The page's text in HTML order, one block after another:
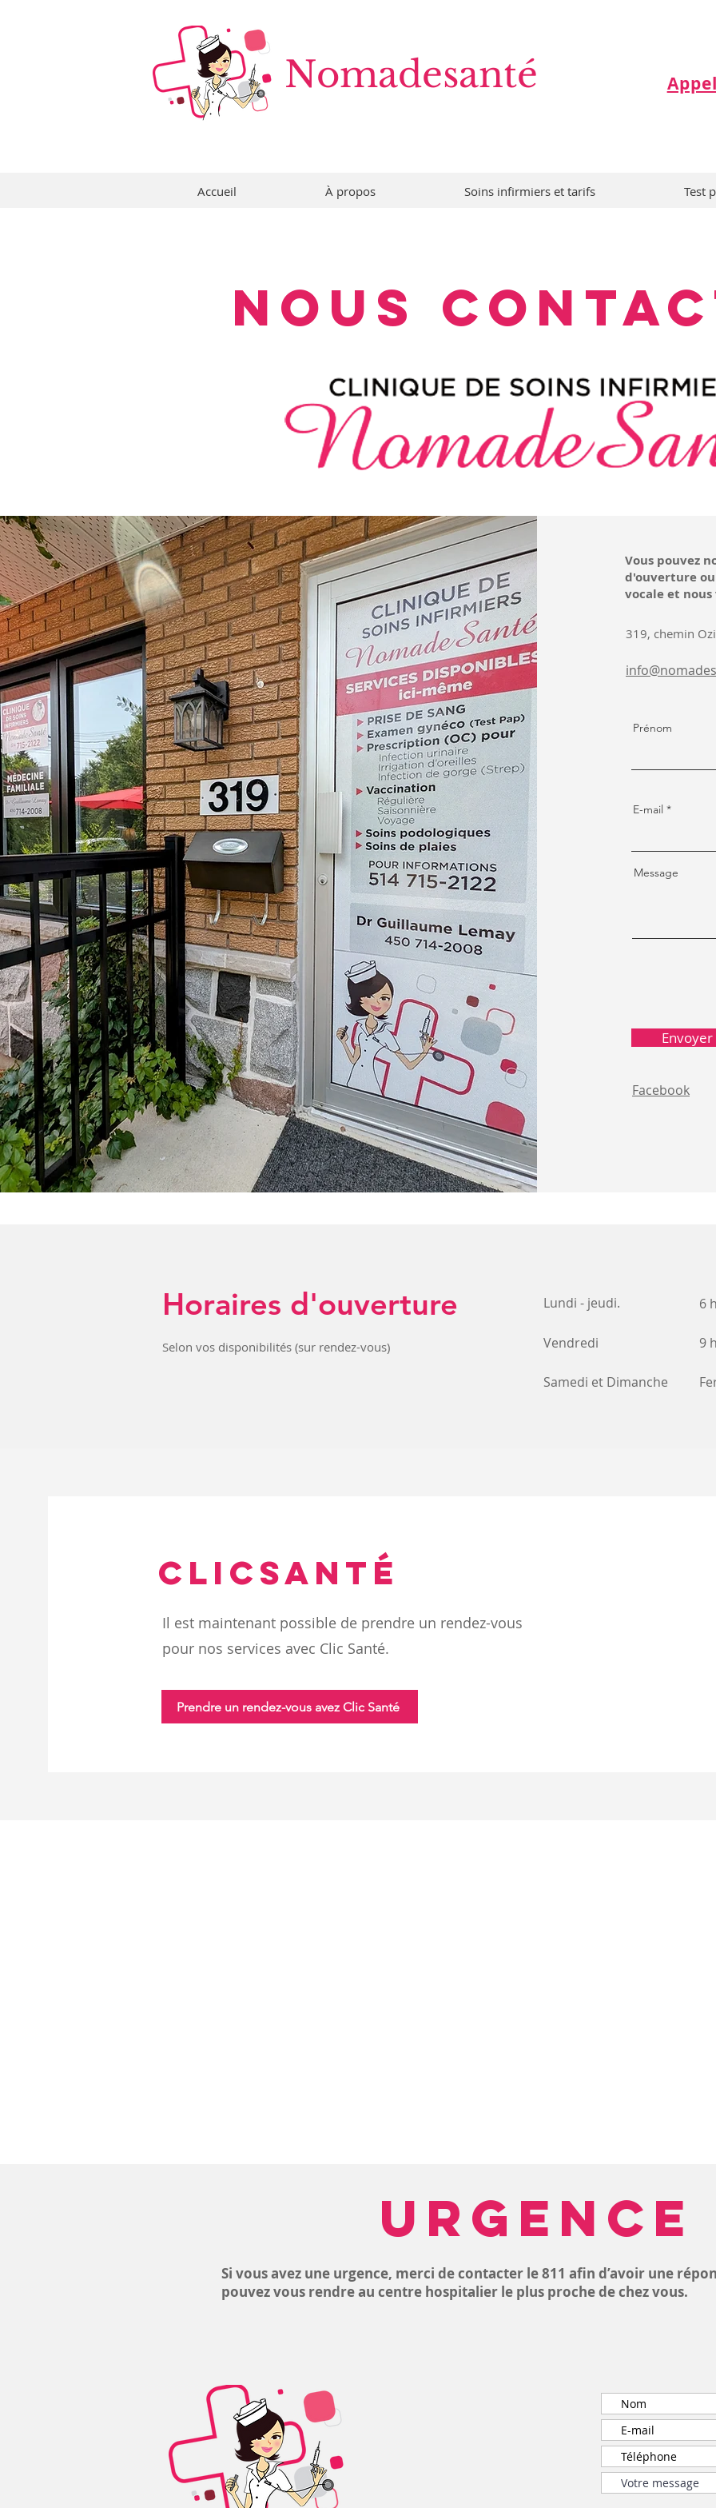
Nomadesanté
Accueil À propos Soins infirmiers et tarifs Test
Nous
Vous pouvez
d'ouverture
vocale et
319, chemin
Prénom
E-mail
Message
Envoyer
Facebook
Horaires d'ouverture
Selon vos disponibilités (sur rendez-vous)
Lundi - jeudi. 6
Vendredi 9
Samedi et Dimanche
clicsantÉ
Il est maintenant possible de prendre un rendez-vous
pour nos services avec Clic Santé.
Prendre un rendez-vous avez Clic Santé
URGENCE
Si vous avez une urgence, merci de contacter le 811 afin d’avoir une
pouvez vous rendre au centre hospitalier le plus proche de chez vous.